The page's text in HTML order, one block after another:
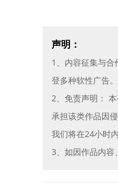
声明：
1、内容征集与合
登多种软性广告。
2、免责声明：
承担该类作品因
我们将在24小时
3、如因作品内容